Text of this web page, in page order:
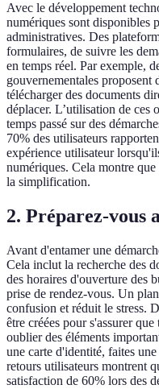
Avec le développement
numériques sont disponibles
administratives. Des
formulaires, de suivre les
en temps réel. Par exemple,
gouvernementales proposent
télécharger des documents
déplacer. L’utilisation de ces
temps passé sur des
70% des utilisateurs
expérience utilisateur
numériques. Cela montre
la simplification.
2. Préparez-vous
Avant d'entamer une
Cela inclut la recherche des
des horaires d'ouverture des
prise de rendez-vous. Un
confusion et réduit le stress.
être créées pour s'assurer
oublier des éléments
une carte d'identité, faites
retours utilisateurs montrent
satisfaction de 60% lors des